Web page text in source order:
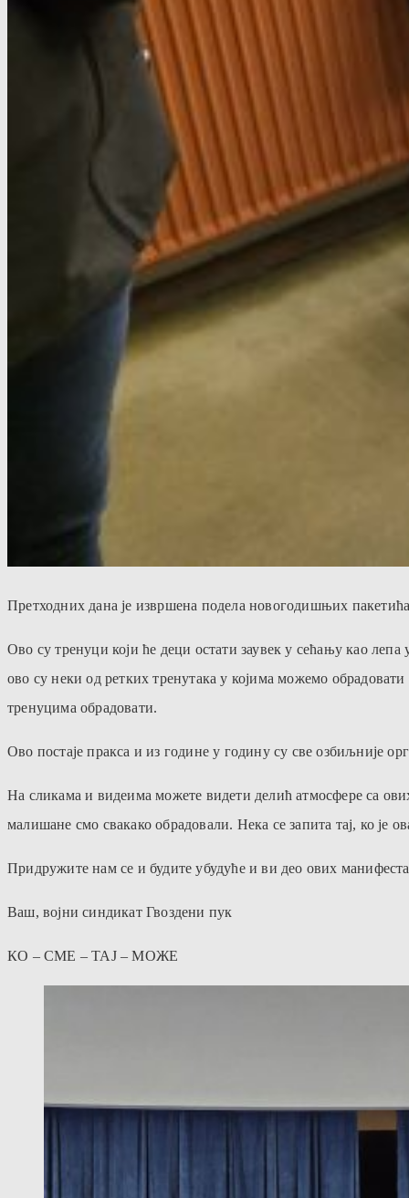
Претходних дана је извршена подела новогодишњих
Ово су тренуци који ће деци остати заувек у сећању као
ово су неки од ретких тренутака у којима можемо
тренуцима обрадовати.
Ово постаје пракса и из године у годину су све озбиљније
На сликама и видеима можете видети делић атмосфере са
малишане смо свакако обрадовали. Нека се запита тај, ко је
Придружите нам се и будите убудуће и ви део ових
Ваш, војни синдикат Гвоздени пук
КО – СМЕ – ТАЈ – МОЖЕ